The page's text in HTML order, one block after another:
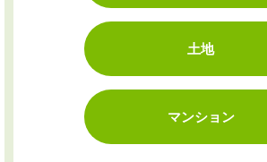
土地
マンション